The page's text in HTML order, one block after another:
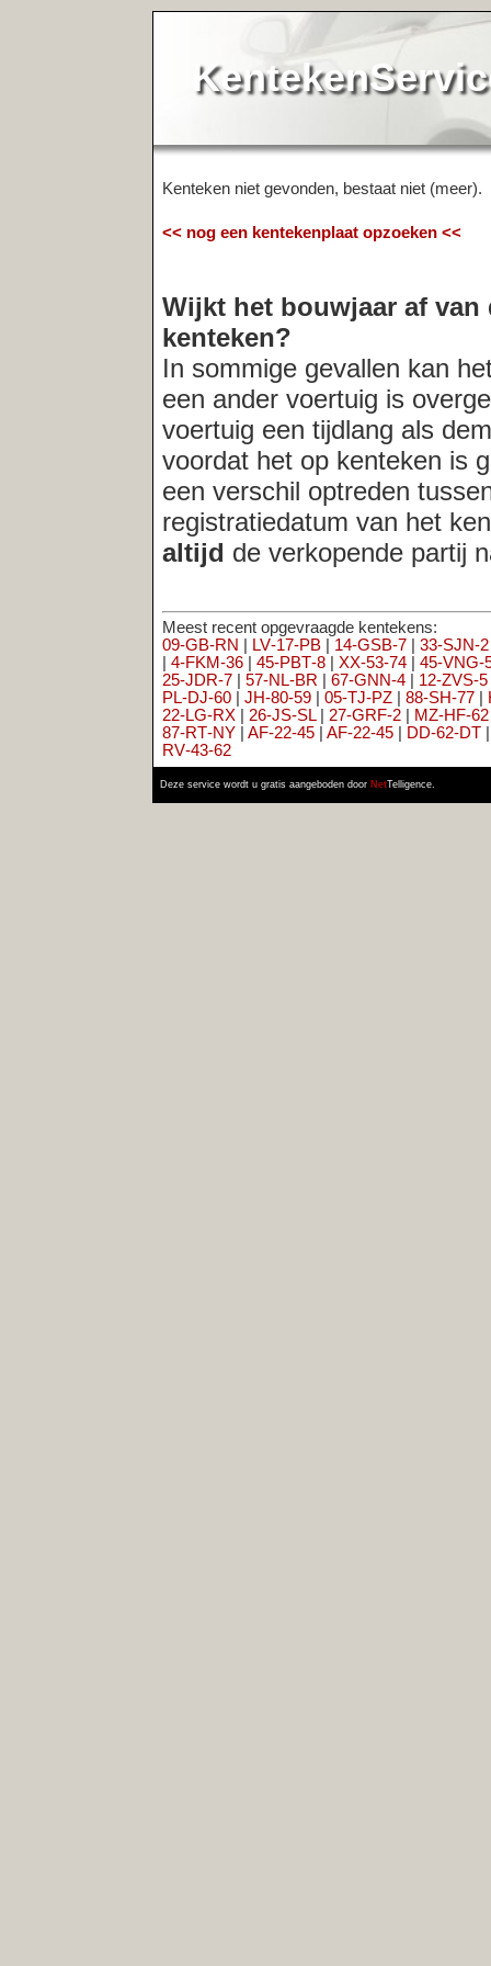
KentekenService.NL
Kenteken niet gevonden, bestaat niet (meer).
<< nog een kentekenplaat opzoeken <<
Wijkt het bouwjaar af van de
een ander voertuig is overgeschreven.
voertuig een tijdlang als demo-model
voordat het op kenteken is gezet. In
een verschil optreden tussen het
registratiedatum van het kenteken.
altijdde verkopende partij naar de
Meest recent opgevraagde kentekens:
|
4‑FKM‑36|45‑PBT‑8|XX‑53‑74 |45‑VNG‑5| BB‑GZ‑10 |
25‑JDR‑7|57‑NL‑BR|67‑GNN‑4|12‑ZVS‑5| 77‑HTX‑7 |
PL‑DJ‑60|JH‑80‑59|05‑TJ‑PZ|88‑SH‑77|HG‑42‑02 |
22‑LG‑RX |26‑JS‑SL|27‑GRF‑2|MZ‑HF‑62|30‑NR‑HJ|
Deze service wordt u gratis aangeboden door NetTelligence.